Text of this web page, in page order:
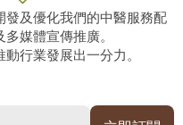
發及優化我們的中醫服務配
媒體宣傳推廣。
行業發展出一分力。